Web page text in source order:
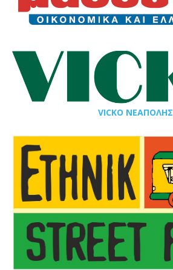
VICKO ΝΕΑΠΟΛΗΣ